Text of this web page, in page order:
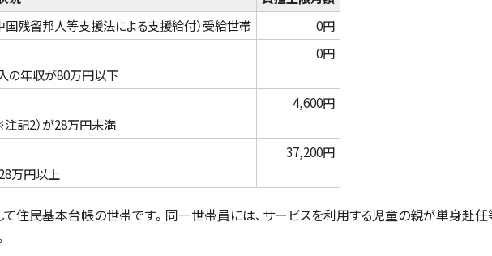
国残留邦人等支援法による支援給付）受給世帯
0円
の年収が80万円以下
0円
記2）が28万円未満
4,600円
万円以上
37,200円
住民基本台帳の世帯です。同一世帯員には、サービスを利用する児童の親が単身赴